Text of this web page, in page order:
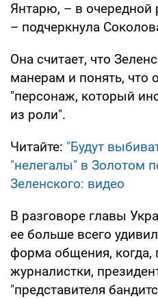
Янтарю, – в очередной
– подчеркнула
Она считает, что
манерам и понять, что
"персонаж, который
из роли".
Читайте: "Будут
"нелегалы" в Золотом
Зеленского: видео
В разговоре главы
ее больше всего
форма общения, когда,
журналистки,
"представителя